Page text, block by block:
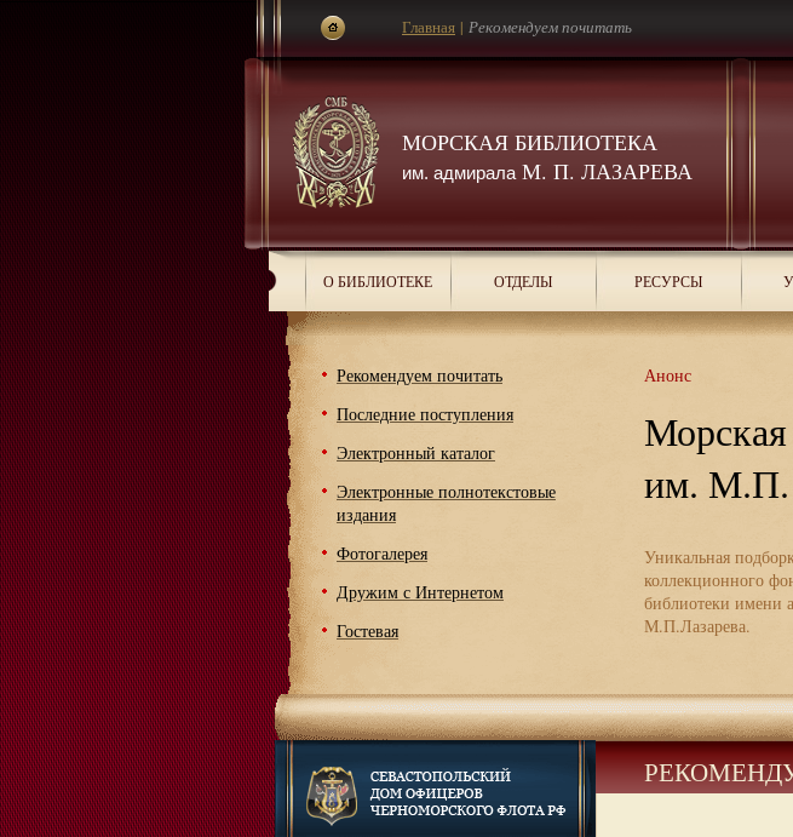
МОРСКАЯ БИБЛИОТЕКА
им. адмиралаМ. П. ЛАЗАРЕВА
Главная | Рекомендуем почитать
О БИБЛИОТЕКЕ ОТДЕЛЫ РЕСУРСЫ
Рекомендуем почитать
Последние поступления
Электронный каталог
Электронные полнотекстовые
издания
Фотогалерея
Дружим с Интернетом
Гостевая
Анонс
им. М.П.
Уникальная
коллекционного
библиотеки имени
М.П.Лазарева.